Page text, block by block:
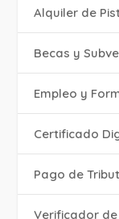
Alquiler de
Becas y
Empleo y
Certificado
Pago de
Verificador